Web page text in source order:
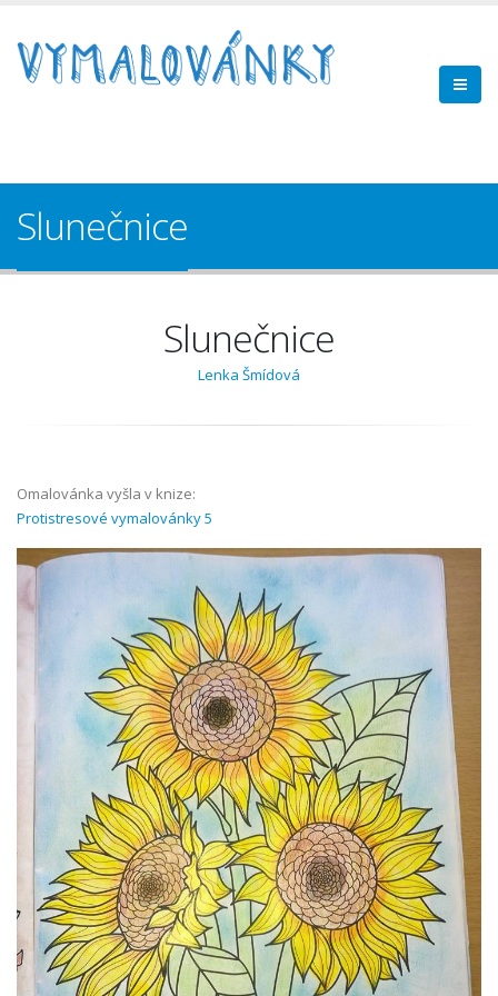
Slunečnice
Slunečnice
Lenka Šmídová
Omalovánka vyšla v knize:
Protistresové vymalovánky 5